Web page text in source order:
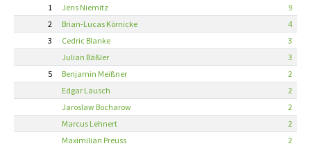
1 Jens Niemitz
9
2
Brian-Lucas Körnicke
4
3
Cedric Blanke
3
Julian Bäßler
3
5
Benjamin Meißner
2
Edgar Lausch
2
Jaroslaw Bocharow
2
Marcus Lehnert
2
Maximilian Preuss
2